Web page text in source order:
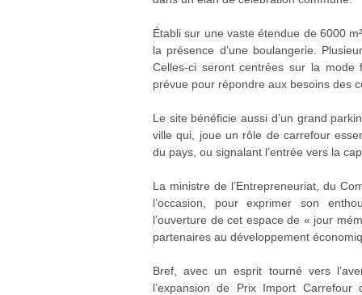
Établi sur une vaste étendue de 6000
la présence d’une boulangerie.
Celles-ci seront centrées sur la mode
prévue pour répondre aux besoins des
Le site bénéficie aussi d’un grand
ville qui, joue un rôle de carrefour
du pays, ou signalant l’entrée vers la
La ministre de l’Entrepreneuriat, du
l’occasion, pour exprimer son
l’ouverture de cet espace de « jour
partenaires au développement
Bref, avec un esprit tourné vers
l’expansion de Prix Import